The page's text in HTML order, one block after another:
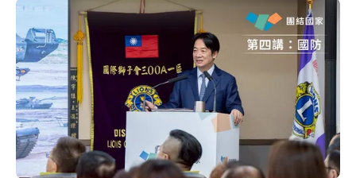
企業和勞工」。